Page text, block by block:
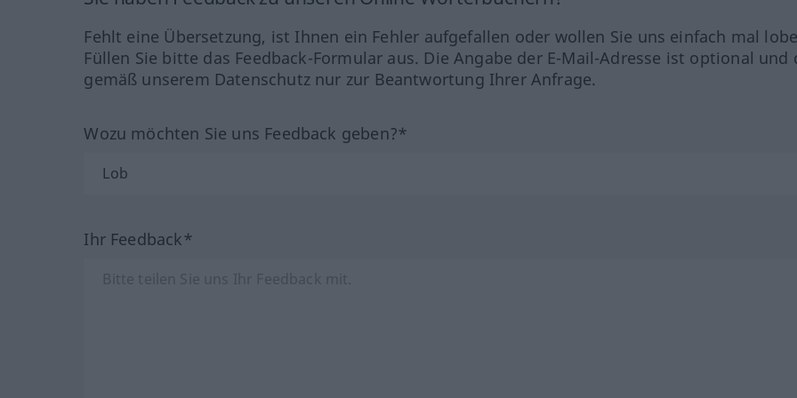
Fehlt eine Übersetzung, ist Ihnen ein Fehler aufgefallen oder wollen Sie uns einfach mal
Füllen Sie bitte das Feedback-Formular aus. Die Angabe der E-Mail-Adresse ist optional und
gemäß unserem Datenschutz nur zur Beantwortung Ihrer Anfrage.
Wozu möchten Sie uns Feedback geben?*
Ihr Feedback*